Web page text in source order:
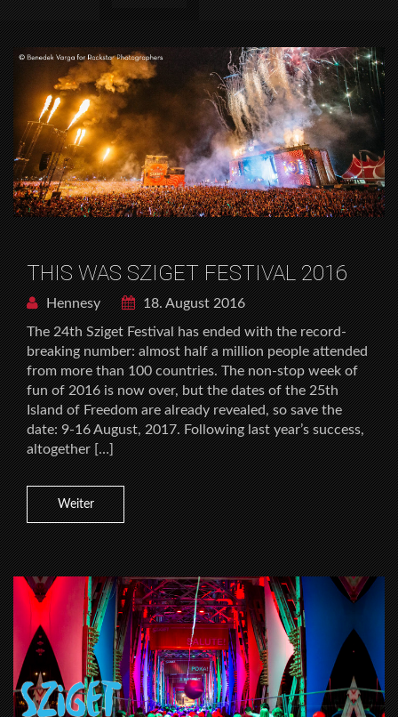
THIS WAS SZIGET FESTIVAL 2016
Hennesy
18. August 2016
The 24th Sziget Festival has ended with the record-
breaking number: almost half a million people attended
from more than 100 countries. The non-stop week of
fun of 2016 is now over, but the dates of the 25th
Island of Freedom are already revealed, so save the
date: 9-16 August, 2017. Following last year’s success,
altogether […]
Weiter